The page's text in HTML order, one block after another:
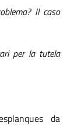
Il caso
per la tutela
da